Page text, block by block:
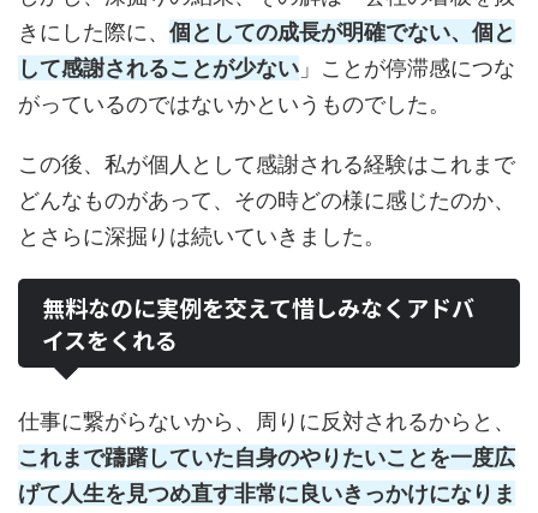
きにした際に、 個としての成長が明確でない、個と
して感謝されることが少ない 」ことが停滞感につな
がっているのではないかというものでした。
この後、私が個人として感謝される経験はこれまで
どんなものがあって、その時どの様に感じたのか、
とさらに深掘りは続いていきました。
無料なのに実例を交えて惜しみなくアドバ
イスをくれる
仕事に繋がらないから、周りに反対されるからと、
これまで躊躇していた自身のやりたいことを一度広
げて人生を見つめ直す非常に良いきっかけになりま